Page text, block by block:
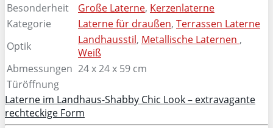
Besonderheit
Große Laterne, Kerzenlaterne
Kategorie
Laterne für draußen, Terrassen Laterne
Optik
Landhausstil, Metallische Laternen ,
Weiß
Abmessungen 24 x 24 x 59 cm
Türöffnung
Laterne im Landhaus-Shabby Chic Look – extravagante
rechteckige Form